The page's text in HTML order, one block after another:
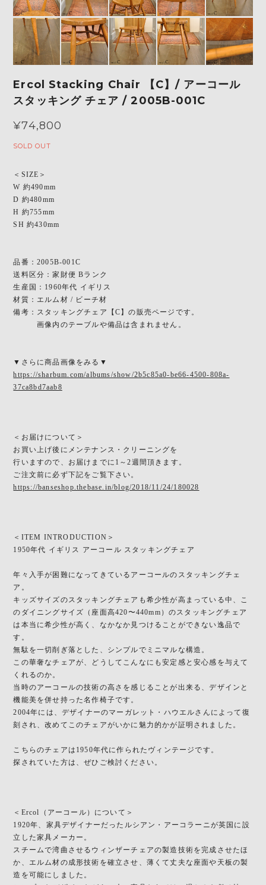
Ercol Stacking Chair 【C】/ アーコール
スタッキング チェア / 2005B-001C
¥74,800
SOLD OUT
＜SIZE＞
W 約490mm
D 約480mm
H 約755mm
SH 約430mm
品番：2005B-001C
送料区分：家財便 Bランク
生産国：1960年代 イギリス
材質：エルム材 / ビーチ材
備考：スタッキングチェア【C】の販売ページです。
画像内のテーブルや備品は含まれません。
▼さらに商品画像をみる▼
https://sharbum.com/albums/show/2b5c85a0-be66-4500-808a-
37ca8bd7aab8
＜お届けについて＞
お買い上げ後にメンテナンス・クリーニングを
行いますので、お届けまでに1～2週間頂きます。
ご注文前に必ず下記をご覧下さい。
https://banseshop.thebase.in/blog/2018/11/24/180028
＜ITEM INTRODUCTION＞
1950年代 イギリス アーコール スタッキングチェア
年々入手が困難になってきているアーコールのスタッキングチェ
ア。
キッズサイズのスタッキングチェアも希少性が高まっている中、こ
のダイニングサイズ（座面高420〜440mm）のスタッキングチェア
は本当に希少性が高く、なかなか見つけることができない逸品で
す。
無駄を一切削ぎ落とした、シンプルでミニマルな構造。
この華奢なチェアが、どうしてこんなにも安定感と安心感を与えて
くれるのか。
当時のアーコールの技術の高さを感じることが出来る、デザインと
機能美を併せ持った名作椅子です。
2004年には、デザイナーのマーガレット・ハウエルさんによって復
刻され、改めてこのチェアがいかに魅力的かが証明されました。
こちらのチェアは1950年代に作られたヴィンテージです。
探されていた方は、ぜひご検討ください。
＜Ercol（アーコール）について＞
1920年、家具デザイナーだったルシアン・アーコラーニが英国に設
立した家具メーカー。
スチームで湾曲させるウィンザーチェアの製造技術を完成させたほ
か、エルム材の成形技術を確立させ、薄くて丈夫な座面や天板の製
造を可能にしました。